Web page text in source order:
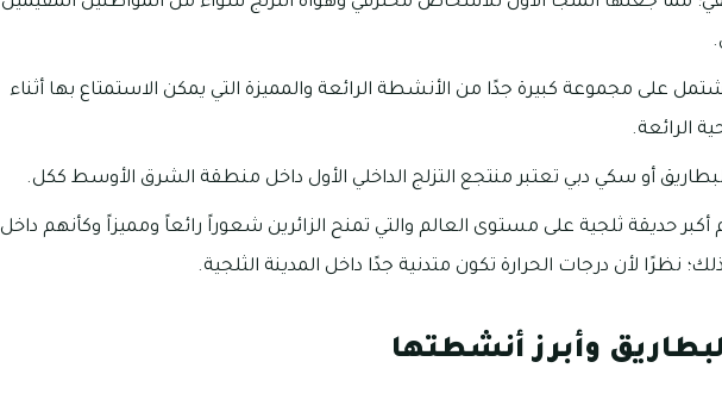
على مجموعة كبيرة جدًا من الأنشطة الرائعة والمميزة التي يمكن الاستمتاع بها أثناء
الرائعة.
البطاريق أو سكي دبي تعتبر منتجع التزلج الداخلي الأول داخل منطقة الشرق الأوسط ككل.
حديقة ثلجية على مستوى العالم والتي تمنح الزائرين شعوراً رائعاً ومميزاً وكأنهم داخل
نظرًا لأن درجات الحرارة تكون متدنية جدًا داخل المدينة الثلجية.
وأبرز أنشطتها